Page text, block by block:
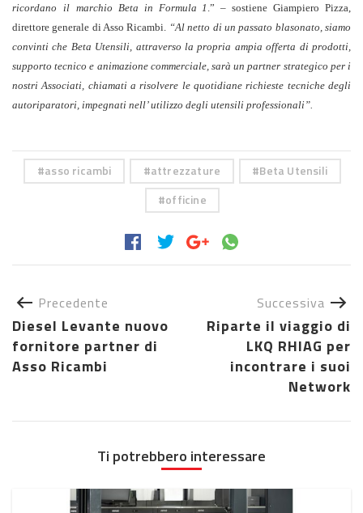
ricordano
il marchio Beta in Formula 1 .” – sostiene Giampiero Pizza,
direttore generale di Asso Ricambi.
“Al netto di un passato blasonato, siamo
convinti che Beta Utensili, attraverso la propria ampia offerta di prodotti,
supporto tecnico e animazione commerciale, sarà un partner strategico per i
nostri Associati, chiamati a risolvere le quotidiane richieste tecniche degli
autoriparatori, impegnati nell’ utilizzo degli utensili professionali”.
asso ricambi attrezzature
Beta Utensili
officine
Precedente
Diesel Levante nuovo
fornitore partner di
Asso Ricambi
Successiva
Riparte il viaggio di
LKQ RHIAG per
incontrare i suoi
Network
Ti potrebbero interessare